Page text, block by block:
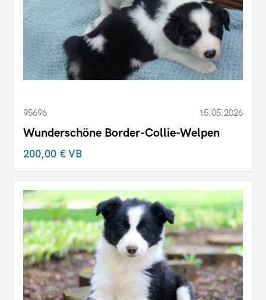
95696 15.05.2026
Wunderschöne Border-Collie-Welpen
200,00 €VB